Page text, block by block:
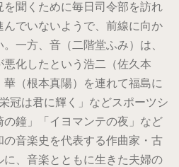
を聞くために毎日司令部を訪れ
でいないようで、前線に向か
一方、音（二階堂ふみ）は、
化したという浩二（佐久本
（根本真陽）を連れて福島に
冠は君に輝く」などスポーツシ
鐘」「イヨマンテの夜」など
音楽史を代表する作曲家・古
、音楽とともに生きた夫婦の